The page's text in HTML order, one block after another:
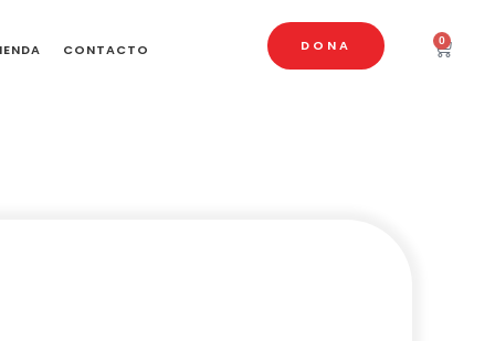
CONTACTO DONA 0